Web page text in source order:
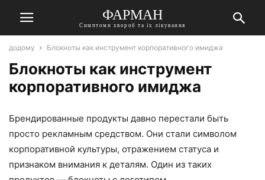
ФАРМАН
Симптоми хвороб та їх лікування
додому Блокноты как инструмент корпоративного имиджа
Блокноты как инструмент
корпоративного имиджа
Брендированные продукты давно перестали быть
просто рекламным средством. Они стали символом
корпоративной культуры, отражением статуса и
признаком внимания к деталям. Один из таких